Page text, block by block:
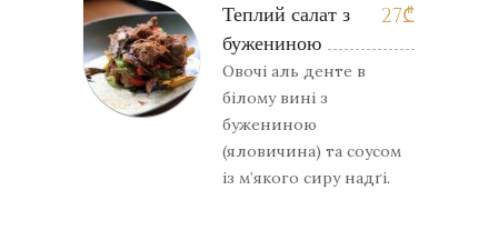
27₾
Теплий салат з
бужениною
Овочі аль денте в
білому вині з
бужениною
(яловичина) та соусом
із м’якого сиру надґі.